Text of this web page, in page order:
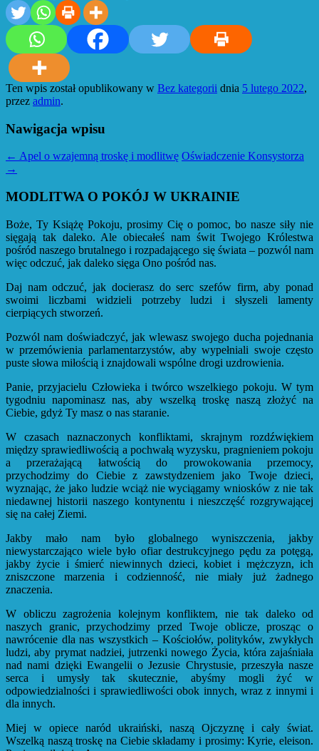
Ten wpis został opublikowany w Bez kategorii dnia 5 lutego 2022,
przez admin.
Nawigacja wpisu
← Apel o wzajemną troskę i modlitwę Oświadczenie Konsystorza
→
MODLITWA O POKÓJ W UKRAINIE
Boże, Ty Książę Pokoju, prosimy Cię o pomoc, bo nasze siły nie
sięgają tak daleko. Ale obiecałeś nam świt Twojego Królestwa
pośród naszego brutalnego i rozpadającego się świata – pozwól nam
więc odczuć, jak daleko sięga Ono pośród nas.
Daj nam odczuć, jak docierasz do serc szefów firm, aby ponad
swoimi liczbami widzieli potrzeby ludzi i słyszeli lamenty
cierpiących stworzeń.
Pozwól nam doświadczyć, jak wlewasz swojego ducha pojednania
w przemówienia parlamentarzystów, aby wypełniali swoje często
puste słowa miłością i znajdowali wspólne drogi uzdrowienia.
Panie, przyjacielu Człowieka i twórco wszelkiego pokoju. W tym
tygodniu napominasz nas, aby wszelką troskę naszą złożyć na
Ciebie, gdyż Ty masz o nas staranie.
W czasach naznaczonych konfliktami, skrajnym rozdźwiękiem
między sprawiedliwością a pochwałą wyzysku, pragnieniem pokoju
a przerażającą łatwością do prowokowania przemocy,
przychodzimy do Ciebie z zawstydzeniem jako Twoje dzieci,
wyznając, że jako ludzie wciąż nie wyciągamy wniosków z nie tak
niedawnej historii naszego kontynentu i nieszczęść rozgrywającej
się na całej Ziemi.
Jakby mało nam było globalnego wyniszczenia, jakby
niewystarczająco wiele było ofiar destrukcyjnego pędu za potęgą,
jakby życie i śmierć niewinnych dzieci, kobiet i mężczyzn, ich
zniszczone marzenia i codzienność, nie miały już żadnego
znaczenia.
W obliczu zagrożenia kolejnym konfliktem, nie tak daleko od
naszych granic, przychodzimy przed Twoje oblicze, prosząc o
nawrócenie dla nas wszystkich – Kościołów, polityków, zwykłych
ludzi, aby prymat nadziei, jutrzenki nowego Życia, która zajaśniała
nad nami dzięki Ewangelii o Jezusie Chrystusie, przeszyła nasze
serca i umysły tak skutecznie, abyśmy mogli żyć w
odpowiedzialności i sprawiedliwości obok innych, wraz z innymi i
dla innych.
Miej w opiece naród ukraiński, naszą Ojczyznę i cały świat.
Wszelką naszą troskę na Ciebie składamy i prosimy: Kyrie, eleison.